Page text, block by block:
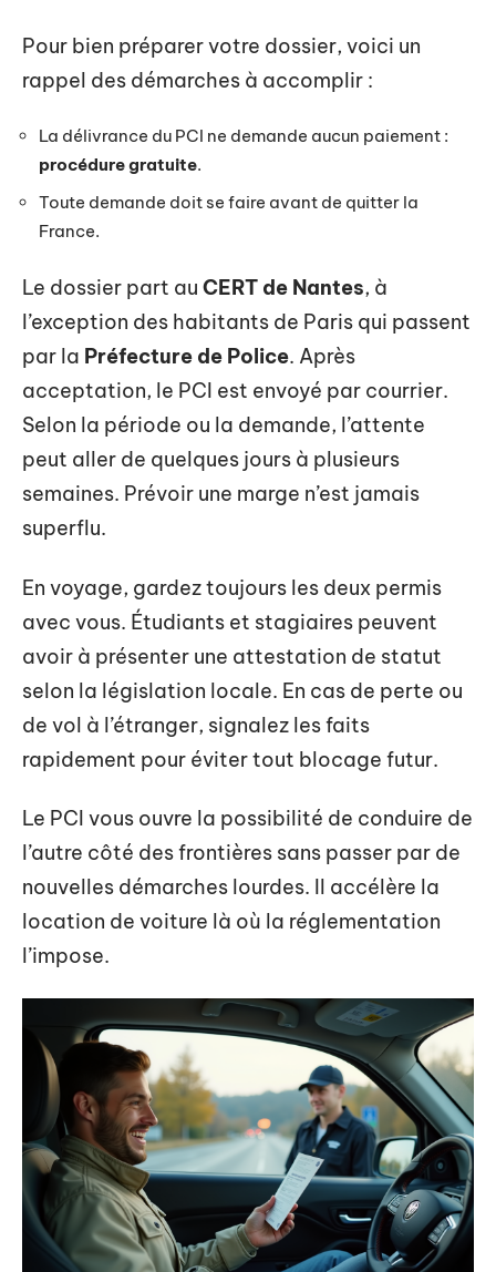
Pour bien préparer votre dossier, voici un
rappel des démarches à accomplir :
La délivrance du PCI ne demande aucun paiement :
procédure gratuite.
Toute demande doit se faire avant de quitter la
France.
Le dossier part au CERT de Nantes, à
l’exception des habitants de Paris qui passent
par la Préfecture de Police. Après
acceptation, le PCI est envoyé par courrier.
Selon la période ou la demande, l’attente
peut aller de quelques jours à plusieurs
semaines. Prévoir une marge n’est jamais
superflu.
En voyage, gardez toujours les deux permis
avec vous. Étudiants et stagiaires peuvent
avoir à présenter une attestation de statut
selon la législation locale. En cas de perte ou
de vol à l’étranger, signalez les faits
rapidement pour éviter tout blocage futur.
Le PCI vous ouvre la possibilité de conduire de
l’autre côté des frontières sans passer par de
nouvelles démarches lourdes. Il accélère la
location de voiture là où la réglementation
l’impose.